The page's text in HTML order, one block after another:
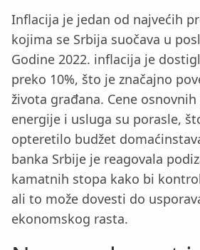
Inflacija je jedan od najvećih
kojima se Srbija suočava u
Godine 2022. inflacija je
preko 10%, što je značajno
života građana. Cene
energije i usluga su porasle,
opteretilo budžet
banka Srbije je reagovala
kamatnih stopa kako bi
ali to može dovesti do
ekonomskog rasta.